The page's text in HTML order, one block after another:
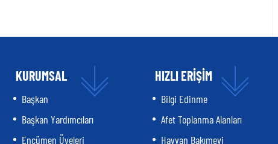
KURUMSAL
Başkan
Başkan Yardımcıları
Encümen Üyeleri
HIZLI ERİŞİM
Bilgi Edinme
Afet Toplanma Alanları
Hayvan Bakımevi